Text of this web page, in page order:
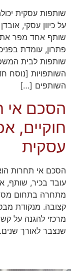
שותפות עסקית
על כיוון עסקי,
שותף אחד מפר את
פתרון, עומדת
שותפות לבית
השותפים […]
הסכם אי
חוקיים,
עסקית
הסכם אי תחרות
עובד בכיר, שותף,
מתחרה בתחום
קצובה. מנקודת
מרכזי להגנה על
שנצבר לאורך